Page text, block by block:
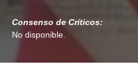
Consenso de Críticos:
No disponible.